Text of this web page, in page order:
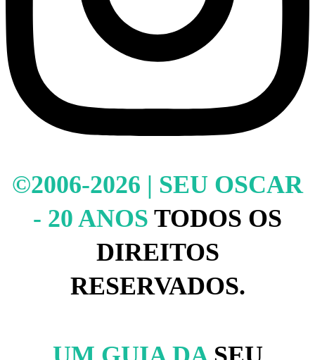
©2006-2026 | SEU OSCAR
- 20 ANOS TODOS OS
DIREITOS
RESERVADOS.